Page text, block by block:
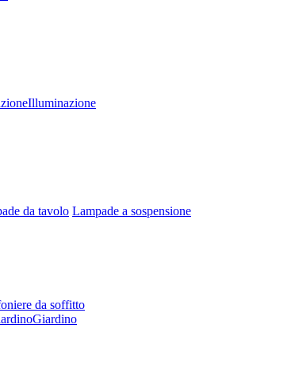
Illuminazione
da tavolo Lampade a sospensione
da soffitto
Giardino